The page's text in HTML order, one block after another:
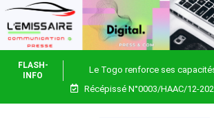
FLASH-
INFO
Le Togo renforce ses
Récépissé N°0003/HAAC/12-